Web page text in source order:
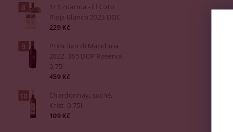
1+1 zdarma - El Coto
Rioja Blanco 2023 DOC
229 Kč
Primitivo di Manduria
2022, 365 DOP Reserva,
0,75l
459 Kč
Chardonnay, suché,
Krist, 0,75l
109 Kč